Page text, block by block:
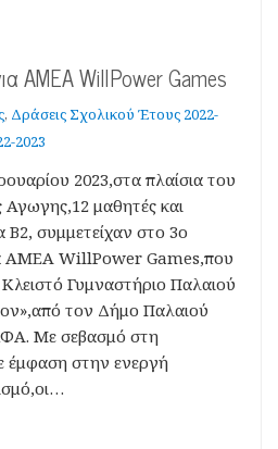
ΑΜΕΑ WillPower Games
, Δράσεις Σχολικού Έτους 2022-
2023
2023,στα πλαίσια του
μαθητές και
Β2, συμμετείχαν στο 3ο
ΑΜΕΑ WillPower Games,που
Γυμναστήριο Παλαιού
τον Δήμο Παλαιού
Με σεβασμό στη
έμφαση στην ενεργή